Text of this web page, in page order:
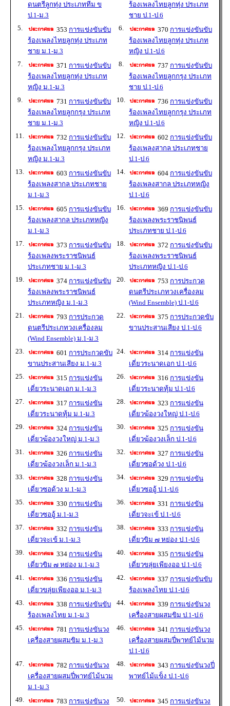
ดนตรีลูกทุ่ง ประเภททีม ข
ป.1-ม.3
ร้องเพลงไทยลูกทุ่ง ประเภท
ชาย ป.1-ป.6
5.
353 การแข่งขันขับ
ร้องเพลงไทยลูกทุ่ง ประเภท
ชาย ม.1-ม.3
6. 370 การแข่งขันขับ
ร้องเพลงไทยลูกทุ่ง ประเภท
หญิง ป.1-ป.6
7.
371 การแข่งขันขับ
ร้องเพลงไทยลูกทุ่ง ประเภท
หญิง ม.1-ม.3
8. 737 การแข่งขันขับ
ร้องเพลงไทยลูกกรุง ประเภท
ชาย ป.1-ป.6
9.
731 การแข่งขันขับ
ร้องเพลงไทยลูกกรุง ประเภท
ชาย ม.1-ม.3
10. 736 การแข่งขันขับ
ร้องเพลงไทยลูกกรุง ประเภท
หญิง ป.1-ป.6
11.
732 การแข่งขันขับ
ร้องเพลงไทยลูกกรุง ประเภท
หญิง ม.1-ม.3
12. 602 การแข่งขันขับ
ร้องเพลงสากล ประเภทชาย
ป.1-ป.6
13.
603 การแข่งขันขับ
ร้องเพลงสากล ประเภทชาย
ม.1-ม.3
14. 604 การแข่งขันขับ
ร้องเพลงสากล ประเภทหญิง
ป.1-ป.6
15.
605 การแข่งขันขับ
ร้องเพลงสากล ประเภทหญิง
ม.1-ม.3
16. 369 การแข่งขันขับ
ร้องเพลงพระราชนิพนธ์
ประเภทชาย ป.1-ป.6
17.
373 การแข่งขันขับ
ร้องเพลงพระราชนิพนธ์
ประเภทชาย ม.1-ม.3
18. 372 การแข่งขันขับ
ร้องเพลงพระราชนิพนธ์
ประเภทหญิง ป.1-ป.6
19.
374 การแข่งขันขับ
ร้องเพลงพระราชนิพนธ์
ประเภทหญิง ม.1-ม.3
20. 753 การประกวด
ดนตรีประเภทวงเครื่องลม
(Wind Ensemble) ป.1-ป.6
21.
793 การประกวด
ดนตรีประเภทวงเครื่องลม
(Wind Ensemble) ม.1-ม.3
22. 375 การประกวดขับ
ขานประสานเสียง ป.1-ป.6
23. 601 การประกวดขับ
ขานประสานเสียง ม.1-ม.3
24. 314 การแข่งขัน
เดี่ยวระนาดเอก ป.1-ป.6
25.
315 การแข่งขัน
เดี่ยวระนาดเอก ม.1-ม.3
26. 316 การแข่งขัน
เดี่ยวระนาดทุ้ม ป.1-ป.6
27.
317 การแข่งขัน
เดี่ยวระนาดทุ้ม ม.1-ม.3
28. 323 การแข่งขัน
เดี่ยวฆ้องวงใหญ่ ป.1-ป.6
29.
324 การแข่งขัน
เดี่ยวฆ้องวงใหญ่ ม.1-ม.3
30. 325 การแข่งขัน
เดี่ยวฆ้องวงเล็ก ป.1-ป.6
31.
326 การแข่งขัน
เดี่ยวฆ้องวงเล็ก ม.1-ม.3
32. 327 การแข่งขัน
เดี่ยวซอด้วง ป.1-ป.6
33.
328 การแข่งขัน
เดี่ยวซอด้วง ม.1-ม.3
34. 329 การแข่งขัน
เดี่ยวซออู้ ป.1-ป.6
35.
330 การแข่งขัน
เดี่ยวซออู้ ม.1-ม.3
36. 331 การแข่งขัน
เดี่ยวจะเข้ ป.1-ป.6
37.
332 การแข่งขัน
เดี่ยวจะเข้ ม.1-ม.3
38. 333 การแข่งขัน
เดี่ยวขิม ๗ หย่อง ป.1-ป.6
39.
334 การแข่งขัน
เดี่ยวขิม ๗ หย่อง ม.1-ม.3
40. 335 การแข่งขัน
เดี่ยวขลุ่ยเพียงออ ป.1-ป.6
41.
336 การแข่งขัน
เดี่ยวขลุ่ยเพียงออ ม.1-ม.3
42. 337 การแข่งขันขับ
ร้องเพลงไทย ป.1-ป.6
43.
338 การแข่งขันขับ
ร้องเพลงไทย ม.1-ม.3
44. 339 การแข่งขันวง
เครื่องสายผสมขิม ป.1-ป.6
45.
781 การแข่งขันวง
เครื่องสายผสมขิม ม.1-ม.3
46. 341 การแข่งขันวง
เครื่องสายผสมปี่พาทย์ไม้นวม
ป.1-ป.6
47.
782 การแข่งขันวง
เครื่องสายผสมปี่พาทย์ไม้นวม
ม.1-ม.3
48. 343 การแข่งขันวงปี่
พาทย์ไม้แข็ง ป.1-ป.6
49. 783 การแข่งขันวง
50. 345 การแข่งขันวง